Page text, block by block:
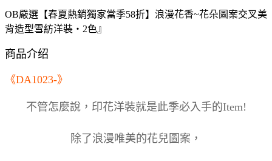
OB嚴選【春夏熱銷獨家當季58折】浪漫花香~花朵圖案交叉美
背造型雪紡洋裝‧2色』
商品介绍
《DA1023-》
不管怎麼說，印花洋裝就是此季必入手的Item!
除了浪漫唯美的花兒圖案，